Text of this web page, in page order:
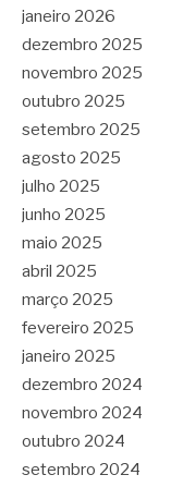
janeiro 2026
dezembro 2025
novembro 2025
outubro 2025
setembro 2025
agosto 2025
julho 2025
junho 2025
maio 2025
abril 2025
março 2025
fevereiro 2025
janeiro 2025
dezembro 2024
novembro 2024
outubro 2024
setembro 2024